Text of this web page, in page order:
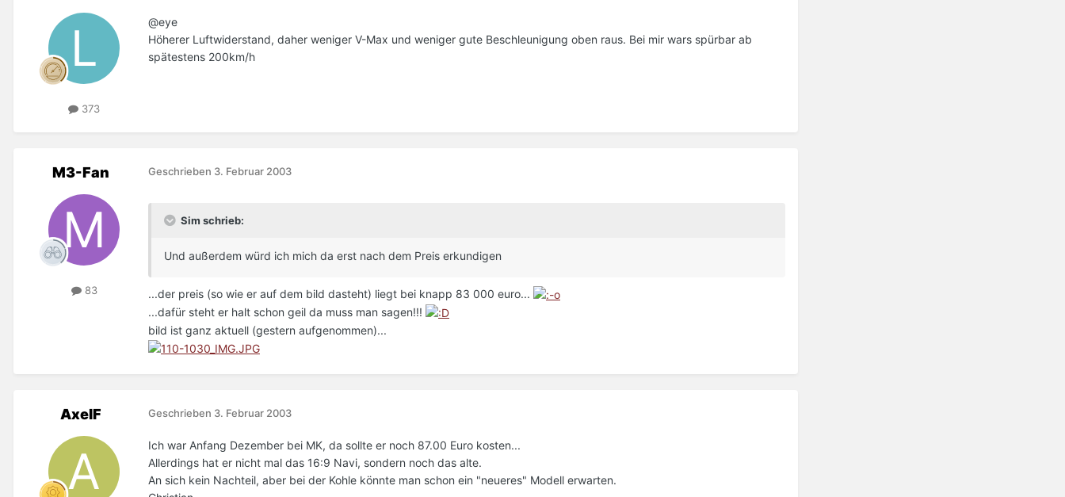
373
@eye
Höherer Luftwiderstand, daher weniger V-Max und weniger gute Beschleunigung oben raus. Bei mir wars spürbar ab
spätestens 200km/h
M3-Fan
83
Geschrieben 3. Februar 2003
Sim schrieb:
Und außerdem würd ich mich da erst nach dem Preis erkundigen
...der preis (so wie er auf dem bild dasteht) liegt bei knapp 83 000 euro...
...dafür steht er halt schon geil da muss man sagen!!!
bild ist ganz aktuell (gestern aufgenommen)...
AxelF Geschrieben 3. Februar 2003
Ich war Anfang Dezember bei MK, da sollte er noch 87.00 Euro kosten...
Allerdings hat er nicht mal das 16:9 Navi, sondern noch das alte.
An sich kein Nachteil, aber bei der Kohle könnte man schon ein "neueres" Modell erwarten.